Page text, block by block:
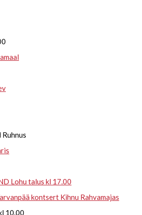
Lohu talus kl 17.00
kontsert Kihnu Rahvamajas
10.00